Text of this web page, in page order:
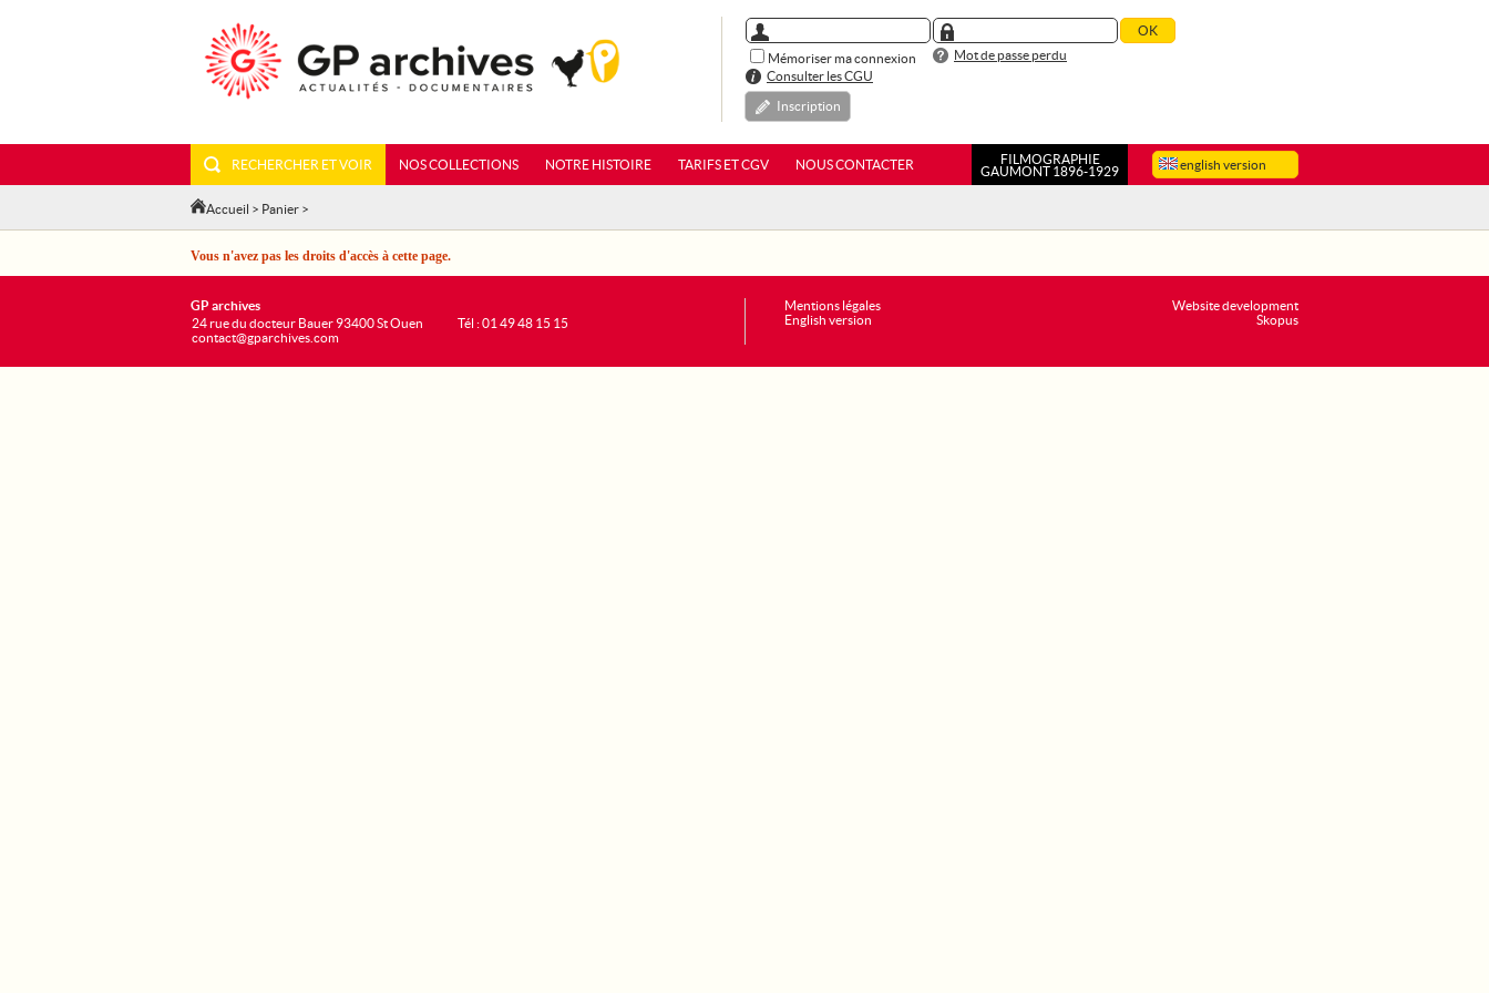
Mémoriser ma connexion
Mot de passe perdu
Consulter les CGU
Inscription
english version
RECHERCHER ET VOIR NOS COLLECTIONS NOTRE HISTOIRE TARIFS ET CGV NOUS CONTACTER
FILMOGRAPHIE
GAUMONT 1896-1929
Accueil > Panier >
Vous n'avez pas les droits d'accès à cette page.
Website development
Skopus
GP archives
24 rue du docteur Bauer 93400 St Ouen
contact@gparchives.com
Tél : 01 49 48 15 15
Mentions légales
English version